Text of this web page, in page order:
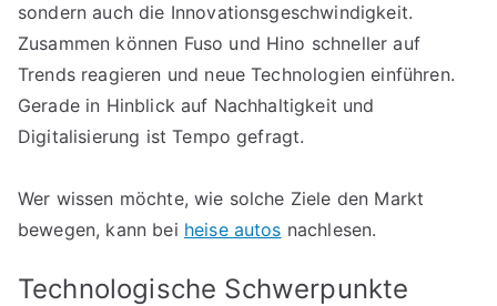
sondern auch die Innovationsgeschwindigkeit.
Zusammen können Fuso und Hino schneller auf
Trends reagieren und neue Technologien einführen.
Gerade in Hinblick auf Nachhaltigkeit und
Digitalisierung ist Tempo gefragt.
Wer wissen möchte, wie solche Ziele den Markt
bewegen, kann bei heise autos nachlesen.
Technologische Schwerpunkte